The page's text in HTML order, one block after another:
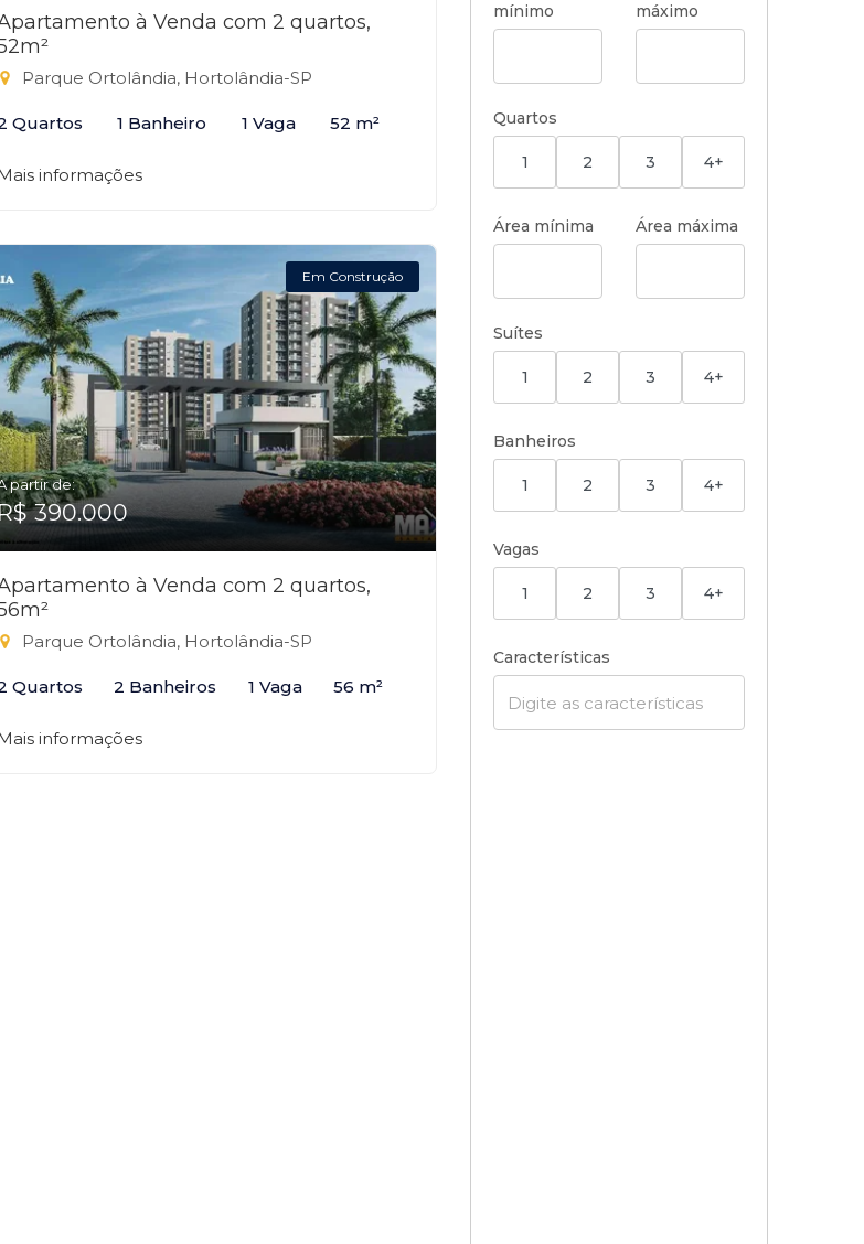
à Venda com 2 quartos,
Parque Ortolândia, Hortolândia-SP
Quartos 1 Banheiro 1 Vaga 52 m²
informações
Em Construção
partir de:
390.000
à Venda com 2 quartos,
Parque Ortolândia, Hortolândia-SP
Quartos 2 Banheiros 1 Vaga 56 m²
informações
mínimo
máximo
Quartos
1 2 3 4+
Área mínima Área máxima
Suítes
1 2 3 4+
Banheiros
1 2 3 4+
Vagas
1 2 3 4+
Características